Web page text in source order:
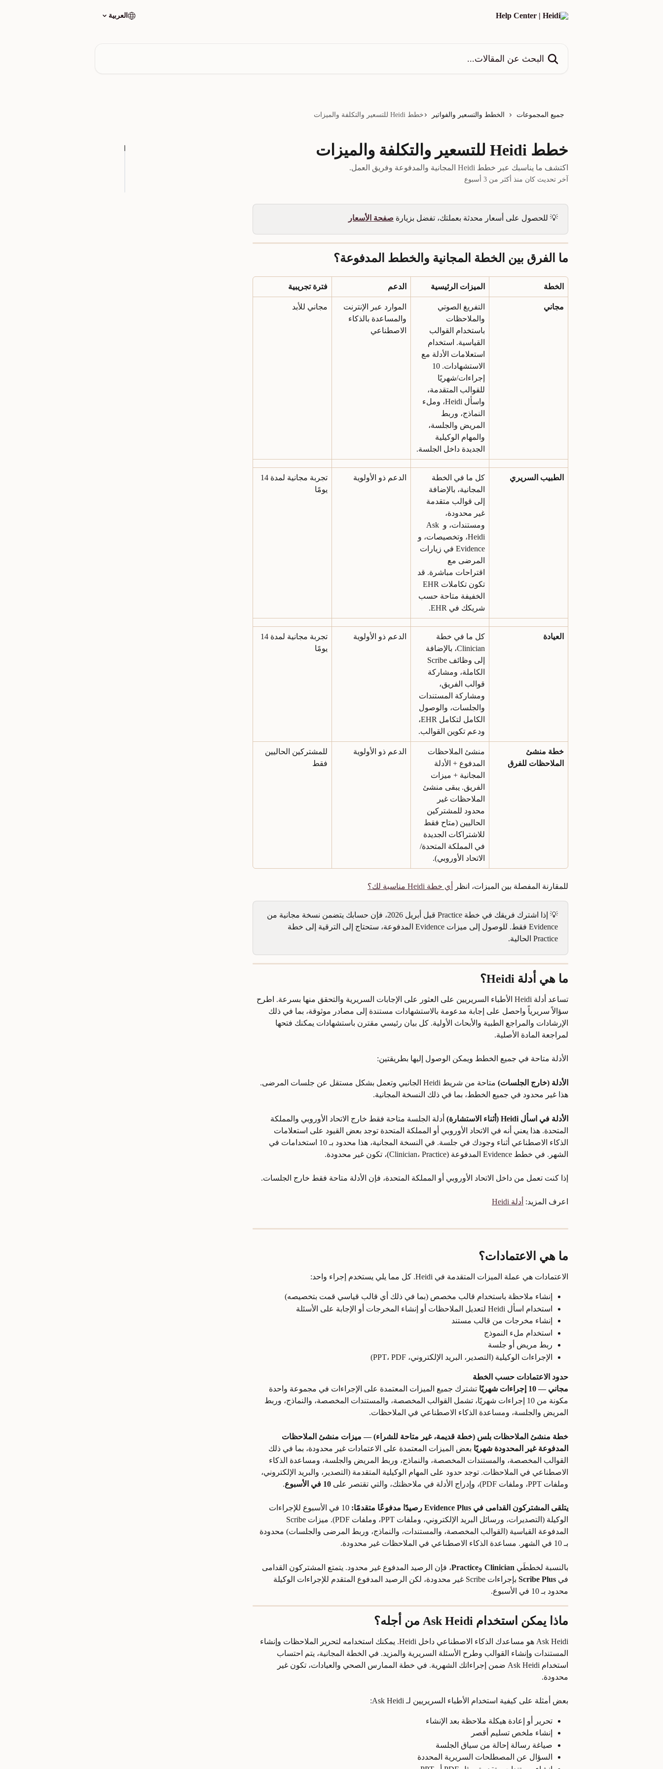
العربية
جميع المجموعات الخطط والتسعير والفواتير خطط Heidi للتسعير والتكلفة والميزات
خطط Heidi للتسعير والتكلفة والميزات
اكتشف ما يناسبك عبر خطط Heidi المجانية والمدفوعة وفريق العمل.
آخر تحديث كان منذ أكثر من 3 أسبوع
💡 للحصول على أسعار محدثة بعملتك، تفضل بزيارة صفحة الأسعار
ما الفرق بين الخطة المجانية والخطط المدفوعة؟
الخطة الميزات الرئيسية الدعم فترة تجريبية
مجاني
التفريغ الصوتي
والملاحظات
باستخدام القوالب
القياسية. استخدام
استعلامات الأدلة مع
إجراءات/شهريًا
للقوالب المتقدمة،
واسأل Heidi، وملء
النماذج، وربط
المريض والجلسة،
والمهام الوكيلية
الجديدة داخل الجلسة.
الموارد عبر الإنترنت
والمساعدة بالذكاء
الاصطناعي
مجاني للأبد
الطبيب السريري
كل ما في الخطة
المجانية، بالإضافة
إلى قوالب متقدمة
غير محدودة،
ومستندات، و Ask
Heidi، وتخصيصات، و
Evidence في زيارات
المرضى مع
اقتراحات مباشرة. قد
الخفيفة متاحة حسب
شريكك في EHR.
الدعم ذو الأولوية
يومًا
العيادة
كل ما في خطة
Clinician، بالإضافة
الكاملة، ومشاركة
قوالب الفريق،
ومشاركة المستندات
والجلسات، والوصول
الكامل لتكامل EHR،
ودعم تكوين القوالب.
الدعم ذو الأولوية
يومًا
خطة منشئ
الملاحظات للفرق
منشئ الملاحظات
المدفوع + الأدلة
المجانية + ميزات
الفريق. يبقى منشئ
الملاحظات غير
محدود للمشتركين
الحاليين (متاح فقط
للاشتراكات الجديدة
في المملكة المتحدة/
الاتحاد الأوروبي).
الدعم ذو الأولوية
للمشتركين الحاليين
فقط
للمقارنة المفصلة بين الميزات، انظر أي خطة Heidi مناسبة لك؟
💡 إذا اشترك فريقك في خطة Practice قبل أبريل 2026، فإن حسابك يتضمن نسخة مجانية من
Evidence فقط. للوصول إلى ميزات Evidence المدفوعة، ستحتاج إلى الترقية إلى خطة
Practice الحالية.
ما هي أدلة Heidi؟
تساعد أدلة Heidi الأطباء السريريين على العثور على الإجابات السريرية والتحقق منها بسرعة. اطرح
سؤالاً سريرياً واحصل على إجابة مدعومة بالاستشهادات مستندة إلى مصادر موثوقة، بما في ذلك
الإرشادات والمراجع الطبية والأبحاث الأولية. كل بيان رئيسي مقترن باستشهادات يمكنك فتحها
لمراجعة المادة الأصلية.
الأدلة متاحة في جميع الخطط ويمكن الوصول إليها بطريقتين:
الأدلة (خارج الجلسات)
متاحة من شريط Heidi الجانبي وتعمل بشكل مستقل عن جلسات المرضى.
هذا غير محدود في جميع الخطط، بما في ذلك النسخة المجانية.
الأدلة في اسأل Heidi (أثناء الاستشارة)
أدلة الجلسة متاحة فقط خارج الاتحاد الأوروبي والمملكة
المتحدة. هذا يعني أنه في الاتحاد الأوروبي أو المملكة المتحدة توجد بعض القيود على استعلامات
الذكاء الاصطناعي أثناء وجودك في جلسة. في النسخة المجانية، هذا محدود بـ 10 استخدامات في
الشهر. في خطط Evidence المدفوعة (Clinician، Practice)، تكون غير محدودة.
إذا كنت تعمل من داخل الاتحاد الأوروبي أو المملكة المتحدة، فإن الأدلة متاحة فقط خارج الجلسات.
اعرف المزيد: أدلة Heidi
ما هي الاعتمادات؟
الاعتمادات هي عملة الميزات المتقدمة في Heidi. كل مما يلي يستخدم إجراء واحد:
إنشاء ملاحظة باستخدام قالب مخصص (بما في ذلك أي قالب قياسي قمت بتخصيصه)
استخدام اسأل Heidi لتعديل الملاحظات أو إنشاء المخرجات أو الإجابة على الأسئلة
إنشاء مخرجات من قالب مستند
استخدام ملء النموذج
ربط مريض أو جلسة
الإجراءات الوكيلية (التصدير، البريد الإلكتروني، PPT، PDF)
حدود الاعتمادات حسب الخطة
مجاني — 10 إجراءات شهريًا
تشترك جميع الميزات المعتمدة على الإجراءات في مجموعة واحدة
مكونة من 10 إجراءات شهريًا، تشمل القوالب المخصصة، والمستندات المخصصة، والنماذج، وربط
المريض والجلسة، ومساعدة الذكاء الاصطناعي في الملاحظات.
خطة منشئ الملاحظات بلس (خطة قديمة، غير متاحة للشراء) — ميزات منشئ الملاحظات
المدفوعة غير المحدودة شهريًا بعض الميزات المعتمدة على الاعتمادات غير محدودة، بما في ذلك
القوالب المخصصة، والمستندات المخصصة، والنماذج، وربط المريض والجلسة، ومساعدة الذكاء
الاصطناعي في الملاحظات. توجد حدود على المهام الوكيلية المتقدمة (التصدير، والبريد الإلكتروني،
وملفات PPT، وملفات PDF)، وإدراج الأدلة في ملاحظتك، والتي تقتصر على
10 في الأسبوع .
يتلقى المشتركون القدامى في Evidence Plus رصيدًا مدفوعًا متقدمًا:
10 في الأسبوع للإجراءات
المدفوعة القياسية (القوالب المخصصة، والمستندات، والنماذج، وربط المرضى والجلسات) محدودة
بـ 10 في الشهر. مساعدة الذكاء الاصطناعي في الملاحظات غير محدودة.
بالنسبة لخططَي Clinician وPractice، فإن الرصيد المدفوع غير محدود. يتمتع المشتركون القدامى
في Scribe Plus
بإجراءات Scribe غير محدودة، لكن الرصيد المدفوع المتقدم للإجراءات الوكيلة
محدود بـ 10 في الأسبوع.
ماذا يمكن استخدام Ask Heidi من أجله؟
Ask Heidi هو مساعدك الذكاء الاصطناعي داخل Heidi. يمكنك استخدامه لتحرير الملاحظات وإنشاء
المستندات وإنشاء القوالب وطرح الأسئلة السريرية والمزيد. في الخطة المجانية، يتم احتساب
استخدام Ask Heidi ضمن إجراءاتك الشهرية. في خطة الممارس الصحي والعيادات، تكون غير
محدودة.
بعض أمثلة على كيفية استخدام الأطباء السريريين لـ Ask Heidi:
تحرير أو إعادة هيكلة ملاحظة بعد الإنشاء
إنشاء ملخص تسليم أقصر
صياغة رسالة إحالة من سياق الجلسة
السؤال عن المصطلحات السريرية المحددة